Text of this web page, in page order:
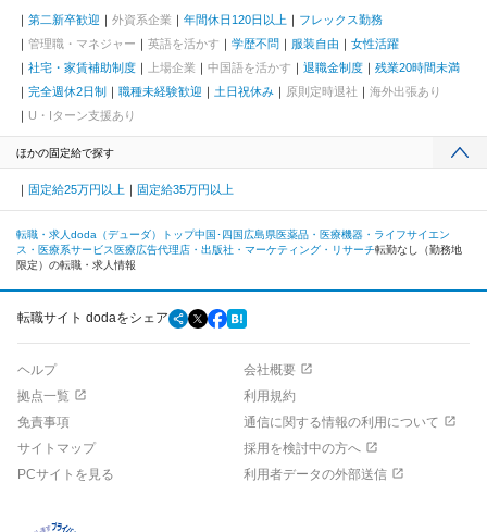
第二新卒歓迎 外資系企業 年間休日120日以上
フレックス勤務
管理職・マネジャー
英語を活かす 学歴不問 服装自由
女性活躍
社宅・家賃補助制度
上場企業 中国語を活かす 退職金制度
残業20時間未満
完全週休2日制
職種未経験歓迎 土日祝休み 原則定時退社
海外出張あり
U・Iターン支援あり
ほかの固定給で探す
固定給25万円以上 固定給35万円以上
転職・求人doda（デューダ）トップ中国･四国 広島県医薬品・医療機器・ライフサイエン
ス・医療系サービス 医療広告代理店・出版社・マーケティング・リサーチ転勤なし（勤務地
限定）の転職・求人情報
転職サイト dodaをシェア
ヘルプ
会社概要
拠点一覧
利用規約
免責事項
通信に関する情報の利用について
サイトマップ
採用を検討中の方へ
PCサイトを見る
利用者データの外部送信